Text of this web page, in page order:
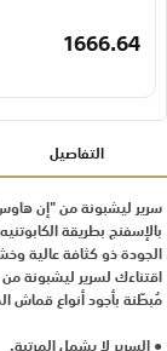
1666.64
التفاصيل
سرير ليشبونة من "إن
بالإسفنج بطريقة
الجودة ذو كثافة عالية
اقتناءك لسرير ليشبونة
مُبطّنة بأجود أنواع قماش